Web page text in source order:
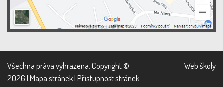
Všechna práva vyhrazena. Copyright ©
2026 |Mapa stránek|Přístupnost stránek
Web školy